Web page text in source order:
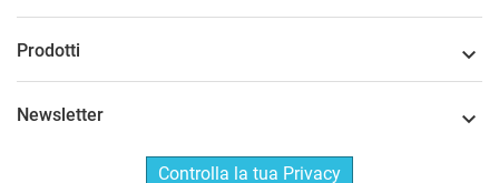
Prodotti 
Newsletter 
Controlla la tua Privacy